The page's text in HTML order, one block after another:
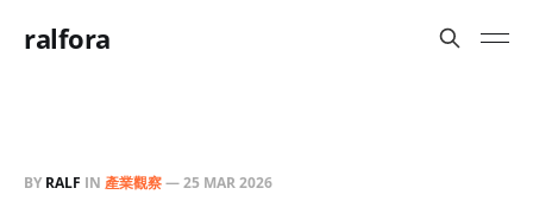
ralfora
BY RALF IN 產業觀察—25 MAR 2026